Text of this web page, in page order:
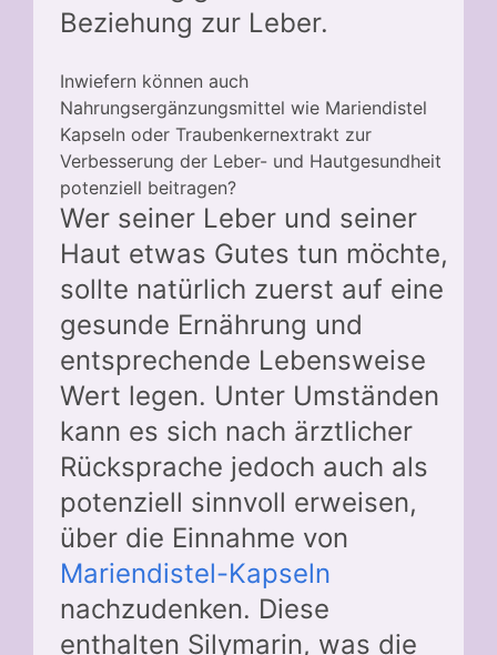
Beziehung zur Leber.
Inwiefern können auch
Nahrungsergänzungsmittel wie Mariendistel
Kapseln oder Traubenkernextrakt zur
Verbesserung der Leber- und Hautgesundheit
potenziell beitragen?
Wer seiner Leber und seiner
Haut etwas Gutes tun möchte,
sollte natürlich zuerst auf eine
gesunde Ernährung und
entsprechende Lebensweise
Wert legen. Unter Umständen
kann es sich nach ärztlicher
Rücksprache jedoch auch als
potenziell sinnvoll erweisen,
über die Einnahme von
Mariendistel-Kapseln
nachzudenken. Diese
enthalten Silymarin, was die